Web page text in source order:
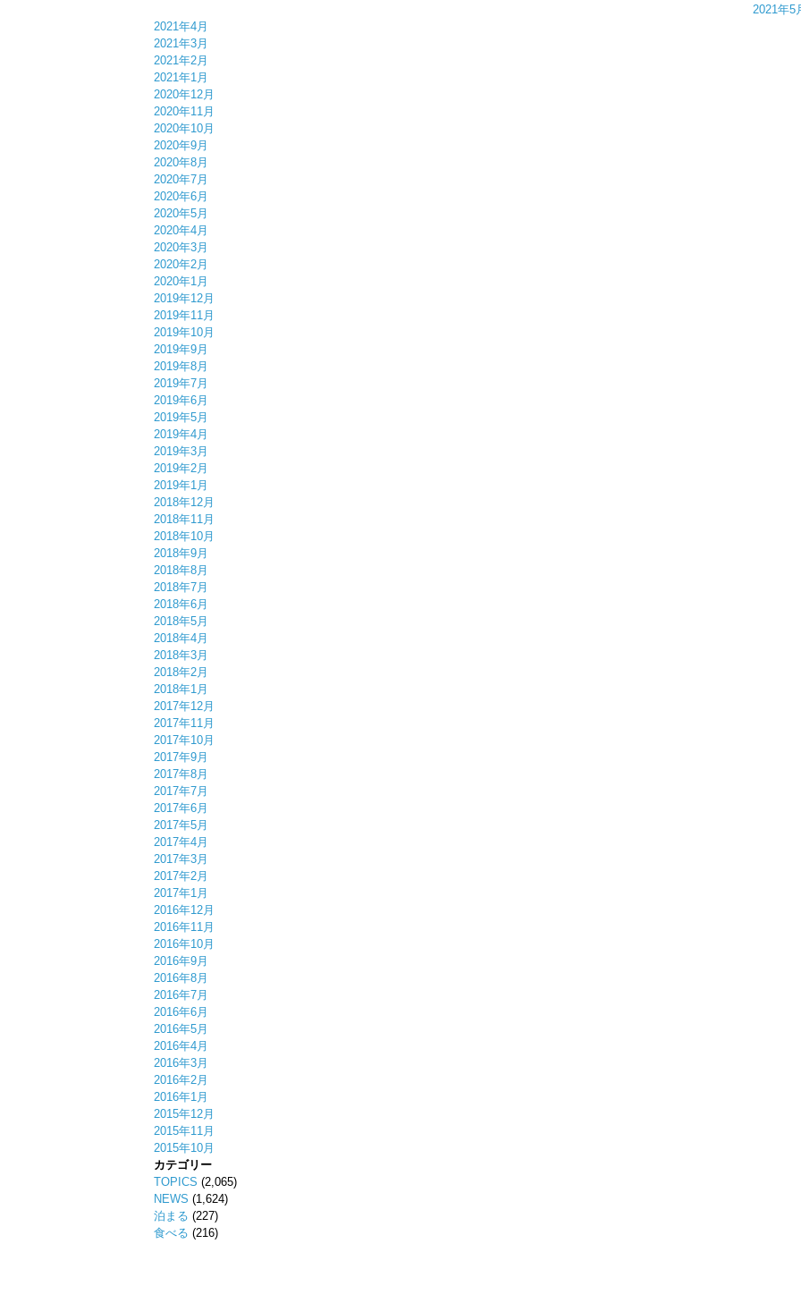
2021年5
2021年4月
2021年3月
2021年2月
2021年1月
2020年12月
2020年11月
2020年10月
2020年9月
2020年8月
2020年7月
2020年6月
2020年5月
2020年4月
2020年3月
2020年2月
2020年1月
2019年12月
2019年11月
2019年10月
2019年9月
2019年8月
2019年7月
2019年6月
2019年5月
2019年4月
2019年3月
2019年2月
2019年1月
2018年12月
2018年11月
2018年10月
2018年9月
2018年8月
2018年7月
2018年6月
2018年5月
2018年4月
2018年3月
2018年2月
2018年1月
2017年12月
2017年11月
2017年10月
2017年9月
2017年8月
2017年7月
2017年6月
2017年5月
2017年4月
2017年3月
2017年2月
2017年1月
2016年12月
2016年11月
2016年10月
2016年9月
2016年8月
2016年7月
2016年6月
2016年5月
2016年4月
2016年3月
2016年2月
2016年1月
2015年12月
2015年11月
2015年10月
カテゴリー
TOPICS (2,065)
NEWS (1,624)
泊まる (227)
食べる (216)